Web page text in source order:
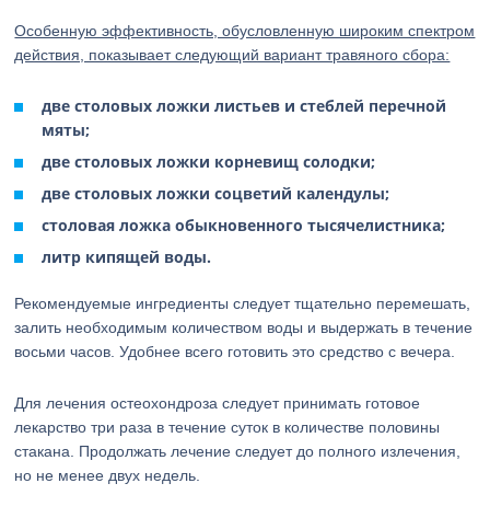
Особенную эффективность, обусловленную широким спектром
действия, показывает следующий вариант травяного сбора:
две столовых ложки листьев и стеблей перечной
мяты;
две столовых ложки корневищ солодки;
две столовых ложки соцветий календулы;
столовая ложка обыкновенного тысячелистника;
литр кипящей воды.
Рекомендуемые ингредиенты следует тщательно перемешать,
залить необходимым количеством воды и выдержать в течение
восьми часов. Удобнее всего готовить это средство с вечера.
Для лечения остеохондроза следует принимать готовое
лекарство три раза в течение суток в количестве половины
стакана. Продолжать лечение следует до полного излечения,
но не менее двух недель.